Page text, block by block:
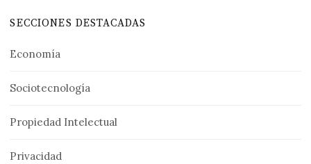
SECCIONES DESTACADAS
Economía
Sociotecnología
Propiedad Intelectual
Privacidad